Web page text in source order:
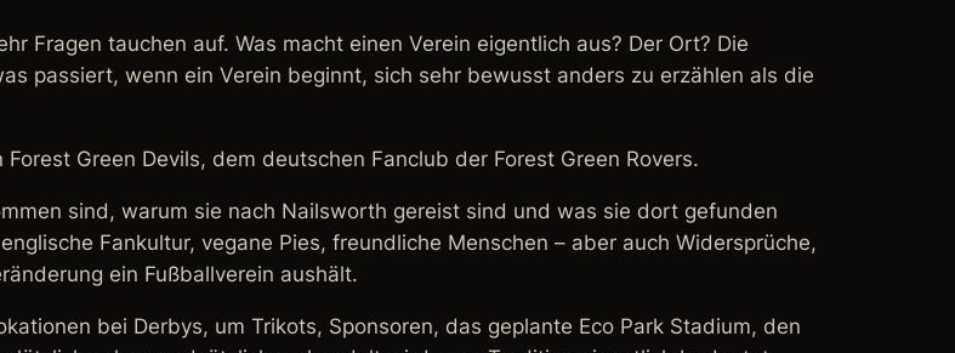
Fragen tauchen auf. Was macht einen Verein eigentlich aus? Der Ort? Die
passiert, wenn ein Verein beginnt, sich sehr bewusst anders zu erzählen als die
Green Devils, dem deutschen Fanclub der Forest Green Rovers.
sind, warum sie nach Nailsworth gereist sind und was sie dort gefunden
Fankultur, vegane Pies, freundliche Menschen – aber auch Widersprüche,
ein Fußballverein aushält.
bei Derbys, um Trikots, Sponsoren, das geplante Eco Park Stadium, den